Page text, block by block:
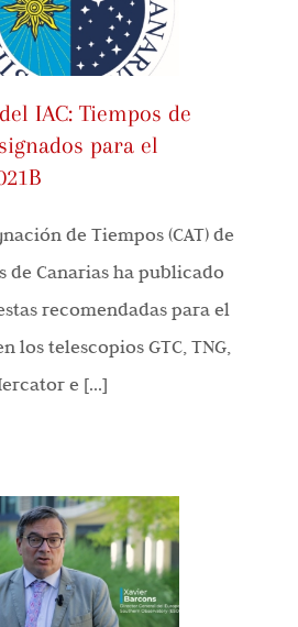
IAC: Tiempos de
para el
de Tiempos (CAT) de
de Canarias ha publicado
recomendadas para el
los telescopios GTC, TNG,
e [...]